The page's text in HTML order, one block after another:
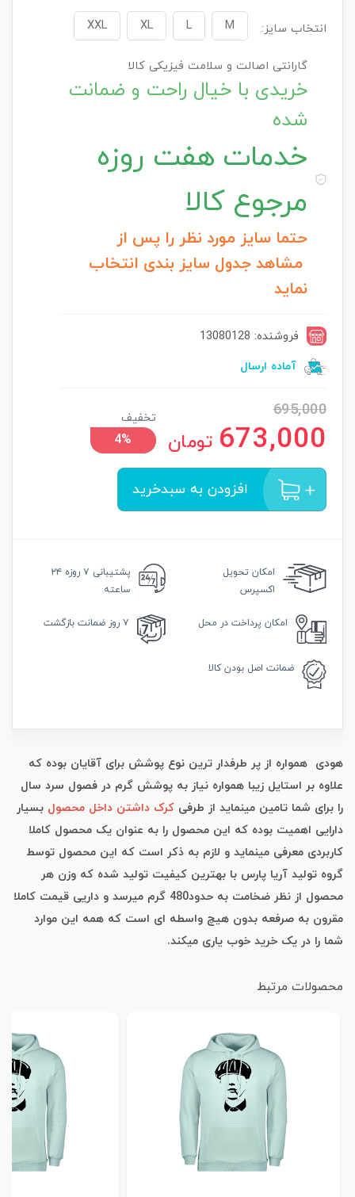
انتخاب سایز: M
L
XL
XXL
گارانتی اصالت و سلامت فیزیکی کالا
خریدی با خیال راحت و ضمانت
شده
خدمات هفت روزه
مرجوع کالا
حتما سایز مورد نظر را پس از
مشاهد جدول سایز بندی انتخاب
نماید
فروشنده: 13080128
آماده ارسال
695,000
673,000 تومان
تخفیف
4%
افزودن به سبدخرید
امکان تحویل
اکسپرس
پشتیبانی
۷ روزه ۲۴
ساعته
امکان پرداخت در محل ۷ روز ضمانت بازگشت
ضمانت اصل بودن کالا
هودی همواره از پر طرفدار ترین نوع پوشش برای آقایان بوده که
علاوه بر استایل زیبا همواره نیاز به پوشش گرم در فصول سرد سال
را برای شما تامین مینماید از طرفی کرک داشتن داخل محصول بسیار
دارایی اهمیت بوده که این محصول را به عنوان یک محصول کاملا
کاربردی معرفی مینماید و لازم به ذکر است که این محصول توسط
گروه تولید آریا پارس با بهترین کیفیت تولید شده که وزن هر
محصول از نظر ضخامت به حدود480 گرم میرسد و داریی قیمت کاملا
مقرون به صرفعه بدون هیچ واسطه ای است که همه این موارد
شما را در یک خرید خوب یاری میکند.
محصولات مرتبط